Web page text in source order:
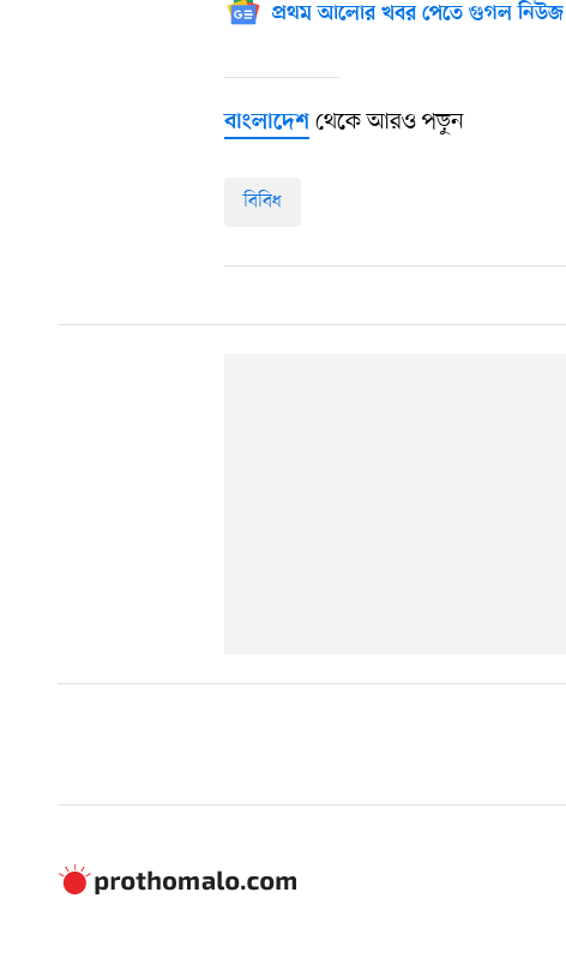
প্রথম আলোর খবর পেতে গুগল
বাংলাদেশ থেকে আরও পড়ুন
বিবিধ